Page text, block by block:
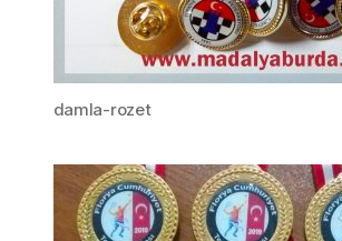
damla-rozet